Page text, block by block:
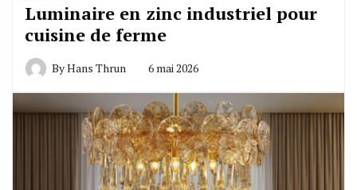
Luminaire en zinc industriel pour
cuisine de ferme
ByHans Thrun 6 mai 2026